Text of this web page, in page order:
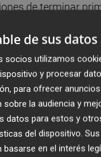
de terminar
ofrecido un
el líder solo le
el público había
propio del
decía el
se les escapa con
las que
de sus datos
socios utilizamos
y procesar
para ofrecer
la audiencia y
datos para estos y
del dispositivo.
basarse en el interés